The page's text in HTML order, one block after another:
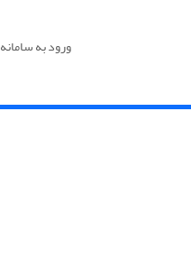
ورود به سامانه